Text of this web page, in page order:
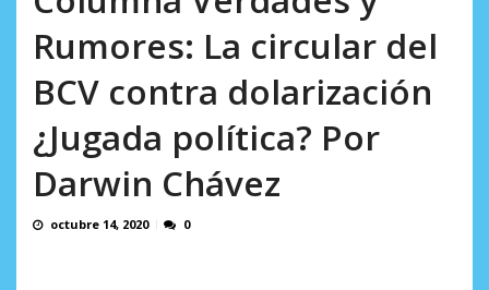
Rumores: La circular del
BCV contra dolarización
¿Jugada política? Por
Darwin Chávez
octubre 14, 2020 0